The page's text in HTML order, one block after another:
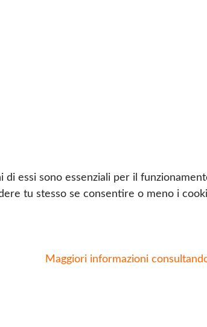
essi sono essenziali per il
tu stesso se consentire o meno i
Maggiori informazioni